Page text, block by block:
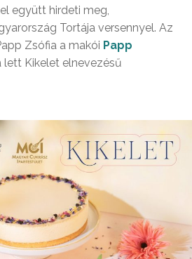
együtt hirdeti meg,
Tortája versennyel. Az
Zsófia a makói Papp
lett Kikelet elnevezésű